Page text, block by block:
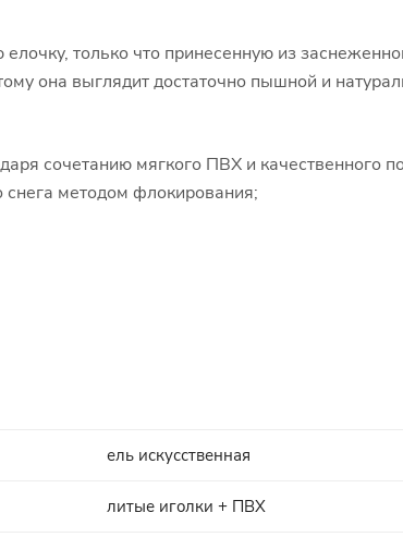
только что принесенную из
она выглядит достаточно пышной и
сочетанию мягкого ПВХ и качественного
снега методом флокирования;
ель искусственная
литые иголки + ПВХ